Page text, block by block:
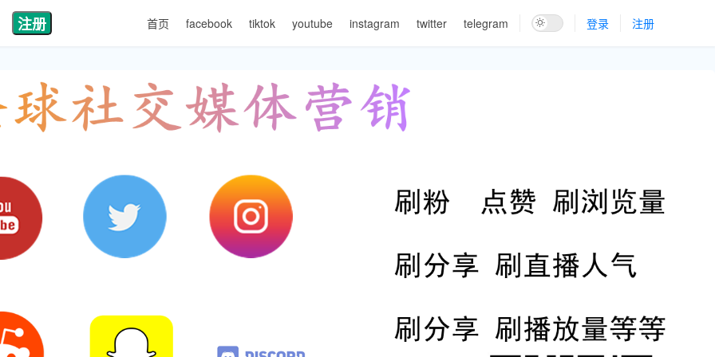
注册 首页 facebook tiktok youtube instagram twitter telegram 登录 注册